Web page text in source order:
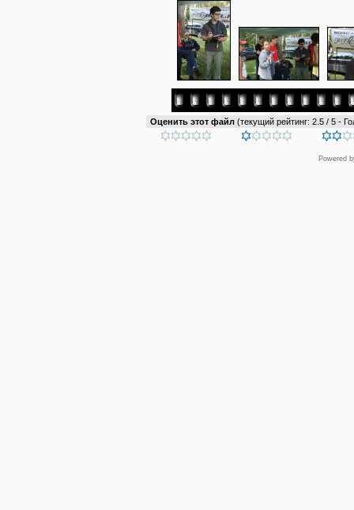
Оценить этот файл (текущий рейтинг: 2.5 / 5 -
Powered